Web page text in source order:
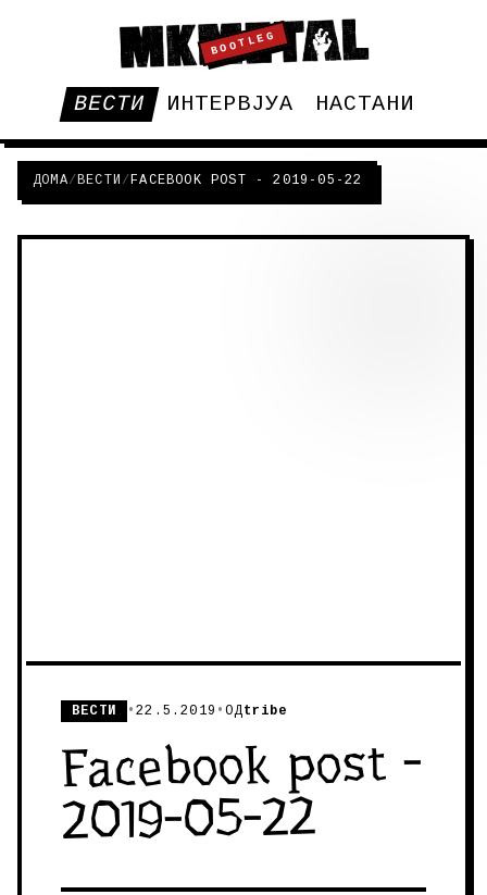
BOOTLEG
ВЕСТИ ИНТЕРВЈУА НАСТАНИ
ДОМА/ВЕСТИ /FACEBOOK POST - 2019-05-22
ВЕСТИ •22.5.2019 •ОДtribe
Facebook post -
2019-05-22